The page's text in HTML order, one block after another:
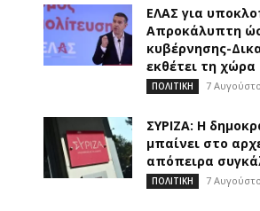
ΕΛΑΣ για
Απροκάλυπτη
κυβέρνησης-
εκθέτει τη χώρα
ΠΟΛΙΤΙΚΗ 7
ΣΥΡΙΖΑ: Η
μπαίνει στο
απόπειρα
ΠΟΛΙΤΙΚΗ 7